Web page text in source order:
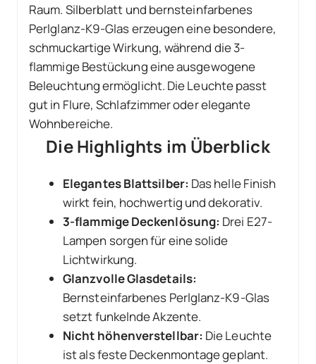
Raum. Silberblatt und bernsteinfarbenes
Perlglanz-K9-Glas erzeugen eine besondere,
schmuckartige Wirkung, während die 3-
flammige Bestückung eine ausgewogene
Beleuchtung ermöglicht. Die Leuchte passt
gut in Flure, Schlafzimmer oder elegante
Wohnbereiche.
Die Highlights im Überblick
Elegantes Blattsilber: Das helle Finish
wirkt fein, hochwertig und dekorativ.
3-flammige Deckenlösung: Drei E27-
Lampen sorgen für eine solide
Lichtwirkung.
Glanzvolle Glasdetails:
Bernsteinfarbenes Perlglanz-K9-Glas
setzt funkelnde Akzente.
Nicht höhenverstellbar: Die Leuchte
ist als feste Deckenmontage geplant.